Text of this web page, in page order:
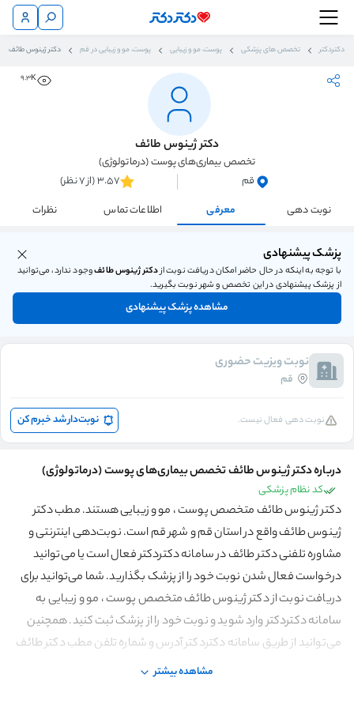
دکتردکتر تخصص های پزشکی پوست، مو و زیبایی پوست، مو و زیبایی در قم دکتر ژینوس طائف
9.3K
دکتر ژینوس طائف
تخصص بیماری‌های پوست (درماتولوژی)
قم
3.57 (از 7 نظر)
نوبت دهی
معرفی اطلاعات تماس نظرات
پزشک پیشنهادی
با توجه به اینکه در حال حاضر امکان دریافت نوبت ازدکتر ژینوس طائفوجود ندارد، می‌توانید
از پزشک پیشنهادی در این تخصص و شهر نوبت بگیرید.
مشاهده پزشک پیشنهادی
نوبت ویزیت حضوری
قم
نوبت دهی فعال نیست. نوبت‌دار شد خبرم کن
درباره دکتر ژینوس طائف تخصص بیماری‌های پوست (درماتولوژی)
کد نظام پزشکی
دکتر ژینوس طائف متخصص پوست ، مو و زیبایی هستند. مطب دکتر
ژینوس طائف واقع در استان قم و شهر قم است. نوبت‌دهی اینترنتی و
مشاوره تلفنی دکتر طائف در سامانه دکتردکتر فعال است یا می‌توانید
درخواست فعال شدن نوبت خود را از پزشک بگذارید. شما می‌توانید برای
دریافت نوبت از دکتر ژینوس طائف متخصص پوست ، مو و زیبایی به
سامانه دکتردکتر وارد شوید و نوبت خود را از پزشک ثبت کنید. همچنین
می‌توانید از طریق سامانه دکتردکتر آدرس و شماره تلفن مطب دکتر طائف
مشاهده بیشتر